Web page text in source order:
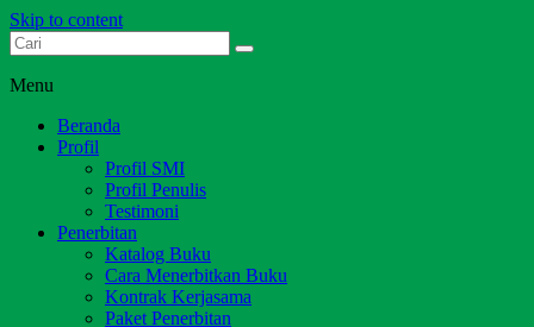
Skip to content
Dari Jambi untuk Indonesia
Menu
Beranda
Profil
Profil SMI
Profil Penulis
Testimoni
Penerbitan
Katalog Buku
Cara Menerbitkan Buku
Kontrak Kerjasama
Paket Penerbitan